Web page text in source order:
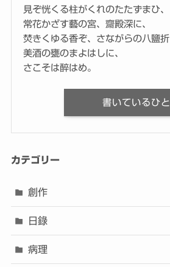
見ぞ恍くる柱がくれのたたずまひ、
常花かざす藝の宮、齋殿深に、
焚きくゆる香ぞ、さながらの八鹽折
美酒の甕のまよはしに、
さこそは醉はめ。
書いているひと
カテゴリー
創作
日錄
病理